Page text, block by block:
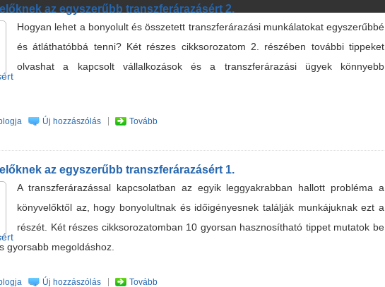
az egyszerűbb transzferárazásért 2.
Hogyan lehet a bonyolult és összetett transzferárazási munkálatokat egyszerűbbé
és átláthatóbbá tenni? Két részes cikksorozatom 2. részében további tippeket
olvashat a kapcsolt vállalkozások és a transzferárazási ügyek könnyebb
Új hozzászólás Tovább
az egyszerűbb transzferárazásért 1.
A transzferárazással kapcsolatban az egyik leggyakrabban hallott probléma a
könyvelőktől az, hogy bonyolultnak és időigényesnek találják munkájuknak ezt a
részét. Két részes cikksorozatomban 10 gyorsan hasznosítható tippet mutatok be
gyorsabb megoldáshoz.
Új hozzászólás Tovább